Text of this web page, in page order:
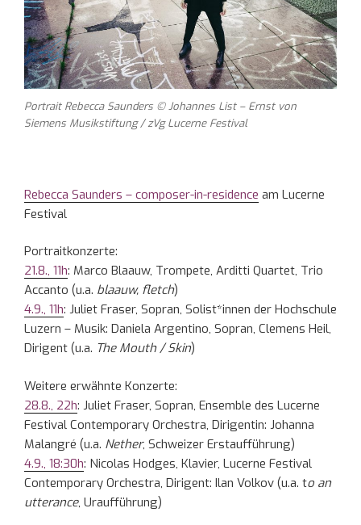
Portrait Rebecca Saunders © Johannes List – Ernst von
Siemens Musikstiftung / zVg Lucerne Festival
Rebecca Saunders – composer-in-residence am Lucerne
Festival
Portraitkonzerte:
21.8., 11h: Marco Blaauw, Trompete, Arditti Quartet, Trio
Accanto (u.a. blaauw, fletch)
4.9., 11h: Juliet Fraser, Sopran, Solist*innen der Hochschule
Luzern – Musik: Daniela Argentino, Sopran, Clemens Heil,
Dirigent (u.a. The Mouth / Skin)
Weitere erwähnte Konzerte:
28.8., 22h: Juliet Fraser, Sopran, Ensemble des Lucerne
Festival Contemporary Orchestra, Dirigentin: Johanna
Malangré (u.a. Nether, Schweizer Erstaufführung)
4.9., 18:30h: Nicolas Hodges, Klavier, Lucerne Festival
Contemporary Orchestra, Dirigent: Ilan Volkov (u.a. to an
utterance, Uraufführung)